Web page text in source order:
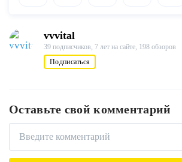
vvvital
39 подписчиков, 7 лет на сайте, 198 обзоров
Подписаться
Оставьте свой комментарий